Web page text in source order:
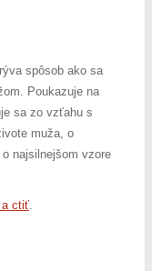
spôsob ako sa
Poukazuje na
sa zo vzťahu s
muža, o
najsilnejšom vzore
a ctiť